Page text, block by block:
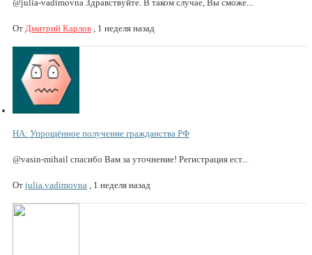
@julia-vadimovna Здравствуйте. В таком случае, Вы сможе...
От Дмитрий Карлов , 1 неделя назад
НА: Упрощённое получение гражданства РФ
@vasin-mihail спасибо Вам за уточнение! Регистрация ест...
От julia.vadimovna , 1 неделя назад